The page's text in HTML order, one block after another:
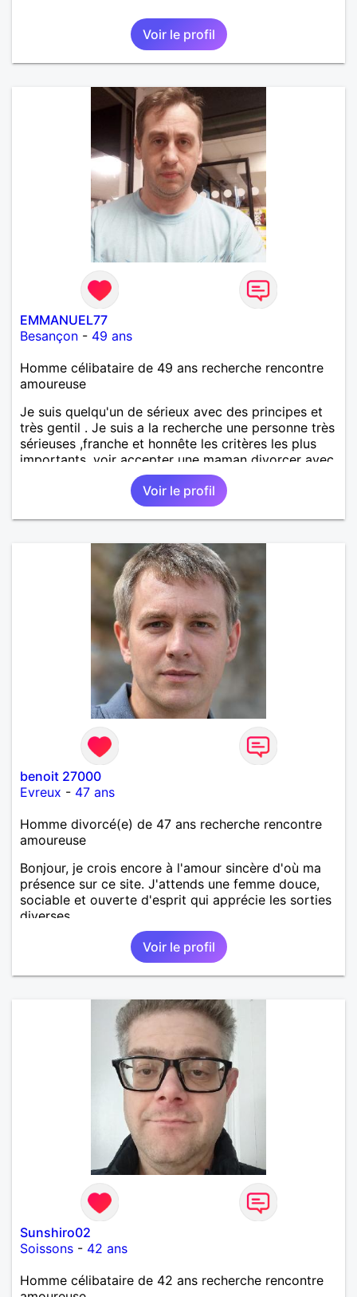
Voir le profil
EMMANUEL77
Besançon - 49 ans
Homme célibataire de 49 ans recherche rencontre
amoureuse
Je suis quelqu'un de sérieux avec des principes et
très gentil . Je suis a la recherche une personne très
sérieuses ,franche et honnête les critères les plus
importants, voir accepter une maman divorcer avec
son enfant il n y a aucun problème. S' abstenir au
personne non sérieuse merci. Recherche dans un
premier temps dialogue et apprendre à connaître la
personne puis dans un deuxième temps relation plus
professionnelle et agent de sécurité privée et
agents SIAP1. ET télésurveillance et vidéo
protection dans les casino supermarché. en CDI
Mes passions. Sont la robotique ,vtt ,Echeque
,astronomie . Service militaire belfort 35 régiment d
infanterie et engager sur 5 ans.de (1998 a 2003.)
Divers je fait en moyenne 6 km de marche par jour
a pieds. A la fin de mon travail a mon domicile. J 'ai
un rêve cet de construire une vie a deux en
harmonie. Si je pourrais lui décrocher la lune je le
ferais. A chaque fois que je vois un beau ciel étoilé
je rêve d' être avec quelqu'un.
Voir le profil
benoit 27000
Evreux - 47 ans
Homme divorcé(e) de 47 ans recherche rencontre
amoureuse
Bonjour, je crois encore à l'amour sincère d'où ma
présence sur ce site. J'attends une femme douce,
sociable et ouverte d'esprit qui apprécie les sorties
diverses.
Voir le profil
Sunshiro02
Soissons - 42 ans
Homme célibataire de 42 ans recherche rencontre